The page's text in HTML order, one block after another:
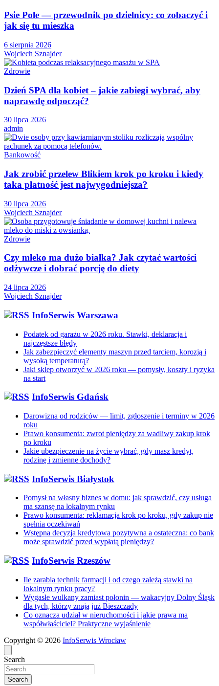
Psie Pole — przewodnik po dzielnicy: co zobaczyć i
jak się tu mieszka
6 sierpnia 2026
Wojciech Sznajder
Zdrowie
Dzień SPA dla kobiet – jakie zabiegi wybrać, aby
naprawdę odpocząć?
30 lipca 2026
admin
Bankowość
Jak zrobić przelew Blikiem krok po kroku i kiedy
taka płatność jest najwygodniejsza?
30 lipca 2026
Wojciech Sznajder
Zdrowie
Czy mleko ma dużo białka? Jak czytać wartości
odżywcze i dobrać porcję do diety
24 lipca 2026
Wojciech Sznajder
InfoSerwis Warszawa
Podatek od garażu w 2026 roku. Stawki, deklaracja i
najczęstsze błędy
Jak zabezpieczyć elementy maszyn przed tarciem, korozją i
wysoką temperaturą?
Jaki sklep otworzyć w 2026 roku — pomysły, koszty i ryzyka
na start
InfoSerwis Gdańsk
Darowizna od rodziców — limit, zgłoszenie i terminy w 2026
roku
Prawo konsumenta: zwrot pieniędzy za wadliwy zakup krok
po kroku
Jakie ubezpieczenie na życie wybrać, gdy masz kredyt,
rodzinę i zmienne dochody?
InfoSerwis Białystok
Pomysł na własny biznes w domu: jak sprawdzić, czy usługa
ma szansę na lokalnym rynku
Prawo konsumenta: reklamacja krok po kroku, gdy zakup nie
spełnia oczekiwań
Wstępna decyzja kredytowa pozytywna a ostateczna: co bank
może sprawdzić przed wypłatą pieniędzy?
InfoSerwis Rzeszów
Ile zarabia technik farmacji i od czego zależą stawki na
lokalnym rynku pracy?
Wygasłe wulkany zamiast połonin — wakacyjny Dolny Śląsk
dla tych, którzy znają już Bieszczady
Co oznacza udział w nieruchomości i jakie prawa ma
współwłaściciel? Praktyczne wyjaśnienie
Copyright © 2026 InfoSerwis Wrocław
Search
Search